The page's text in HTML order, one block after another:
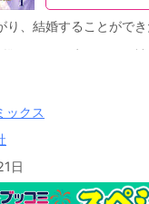
り、結婚することができ
推す”ことが生きがいの
してしまう。翌日、見
の社長・天馬響も現れ
ことだった……！
ックス
日